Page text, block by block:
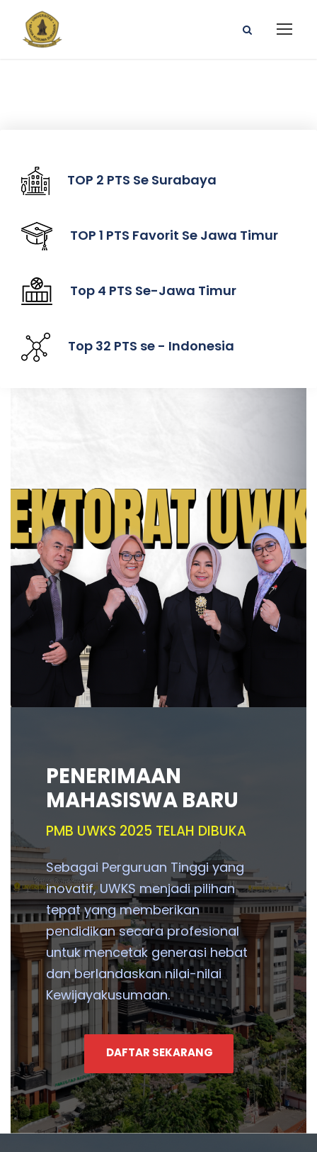
TOP 2 PTS Se Surabaya
TOP 1 PTS Favorit Se Jawa Timur
Top 4 PTS Se-Jawa Timur
Top 32 PTS se - Indonesia
PENERIMAAN
MAHASISWA BARU
PMB UWKS 2025 TELAH DIBUKA
Sebagai Perguruan Tinggi yang
inovatif, UWKS menjadi pilihan
tepat yang memberikan
pendidikan secara profesional
untuk mencetak generasi hebat
dan berlandaskan nilai-nilai
Kewijayakusumaan.
DAFTAR SEKARANG